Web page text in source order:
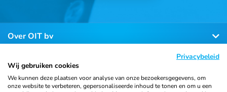
Over OIT bv
Klantenservice
Privacybeleid
Wij gebruiken cookies
We kunnen deze plaatsen voor analyse van onze bezoekersgegevens, om
onze website te verbeteren, gepersonaliseerde inhoud te tonen en om u een